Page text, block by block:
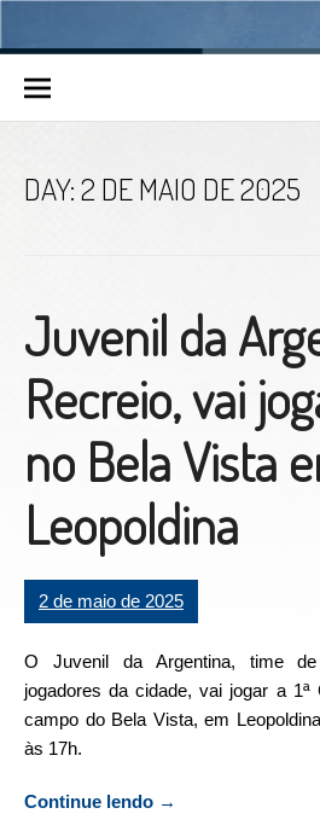
DAY:2 DE MAIO DE 2025
Juvenil da
Recreio, vai
no Bela Vista
Leopoldina
2 de maio de 2025
O Juvenil da Argentina, time
jogadores da cidade, vai jogar a
campo do Bela Vista, em
às 17h.
Continue lendo “Juvenil da
→